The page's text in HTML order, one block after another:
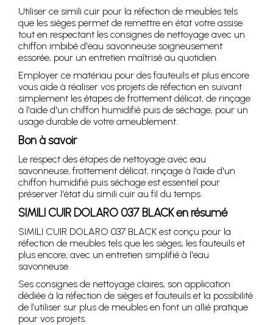
Utiliser ce simili cuir pour la réfection de meubles tels
que les sièges permet de remettre en état votre assise
tout en respectant les consignes de nettoyage avec un
chiffon imbibé d'eau savonneuse soigneusement
essorée, pour un entretien maîtrisé au quotidien.
Employer ce matériau pour des fauteuils et plus encore
vous aide à réaliser vos projets de réfection en suivant
simplement les étapes de frottement délicat, de rinçage
à l'aide d'un chiffon humidifié puis de séchage, pour un
usage durable de votre ameublement.
Bon à savoir
Le respect des étapes de nettoyage avec eau
savonneuse, frottement délicat, rinçage à l'aide d'un
chiffon humidifié puis séchage est essentiel pour
préserver l'état du simili cuir au fil du temps.
SIMILI CUIR DOLARO 037 BLACK en résumé
SIMILI CUIR DOLARO 037 BLACK est conçu pour la
réfection de meubles tels que les sièges, les fauteuils et
plus encore, avec un entretien simplifié à l'eau
savonneuse.
Ses consignes de nettoyage claires, son application
dédiée à la réfection de sièges et fauteuils et la possibilité
de l’utiliser sur plus de meubles en font un allié pratique
pour vos projets.